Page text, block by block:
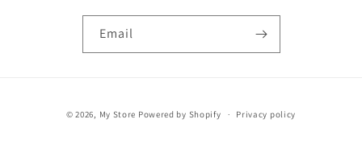
Email
methods
© 2026, My Store Powered by Shopify Privacy policy